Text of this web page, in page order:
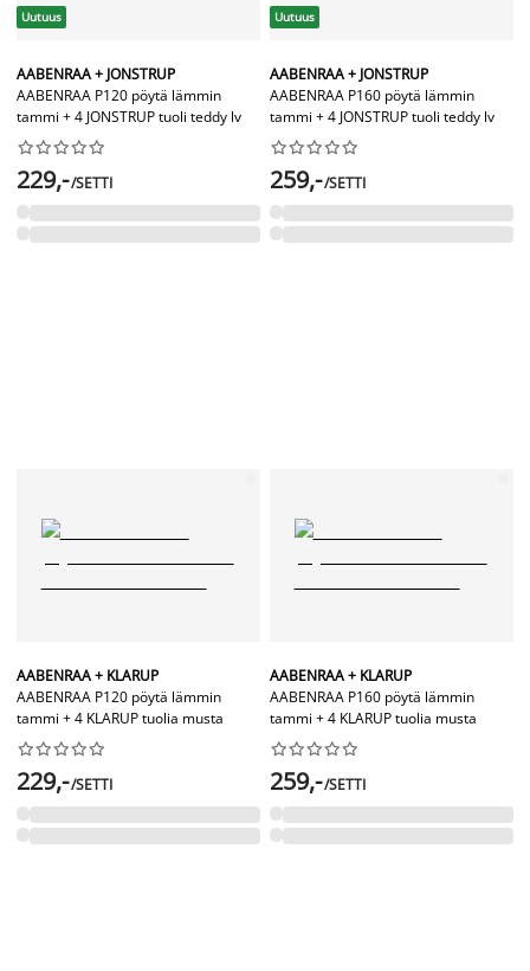
Uutuus
AABENRAA + JONSTRUP
AABENRAA P120 pöytä lämmin
tammi + 4 JONSTRUP tuoli teddy lv






229,-/SETTI
Uutuus
AABENRAA + JONSTRUP
AABENRAA P160 pöytä lämmin
tammi + 4 JONSTRUP tuoli teddy lv






259,-/SETTI
AABENRAA + KLARUP
AABENRAA P120 pöytä lämmin
tammi + 4 KLARUP tuolia musta






229,-/SETTI
AABENRAA + KLARUP
AABENRAA P160 pöytä lämmin
tammi + 4 KLARUP tuolia musta






259,-/SETTI